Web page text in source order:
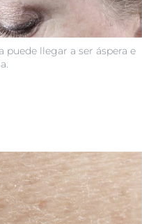
puede llegar a ser áspera e